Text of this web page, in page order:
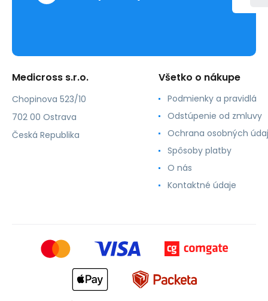
Medicross s.r.o.
Chopinova 523/10
702 00 Ostrava
Česká Republika
Všetko o nákupe
Podmienky a pravidlá
Odstúpenie od zmluvy
Ochrana osobných
Spôsoby platby
O nás
Kontaktné údaje